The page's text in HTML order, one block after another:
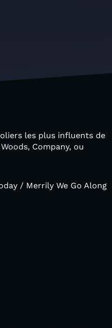
les plus influents de
Company, ou
/ Merrily We Go Along